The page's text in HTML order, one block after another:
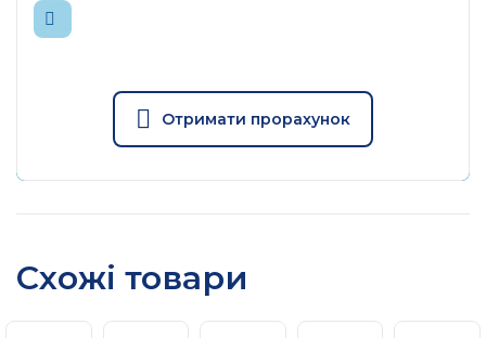
Отримати прорахунок
Схожі товари